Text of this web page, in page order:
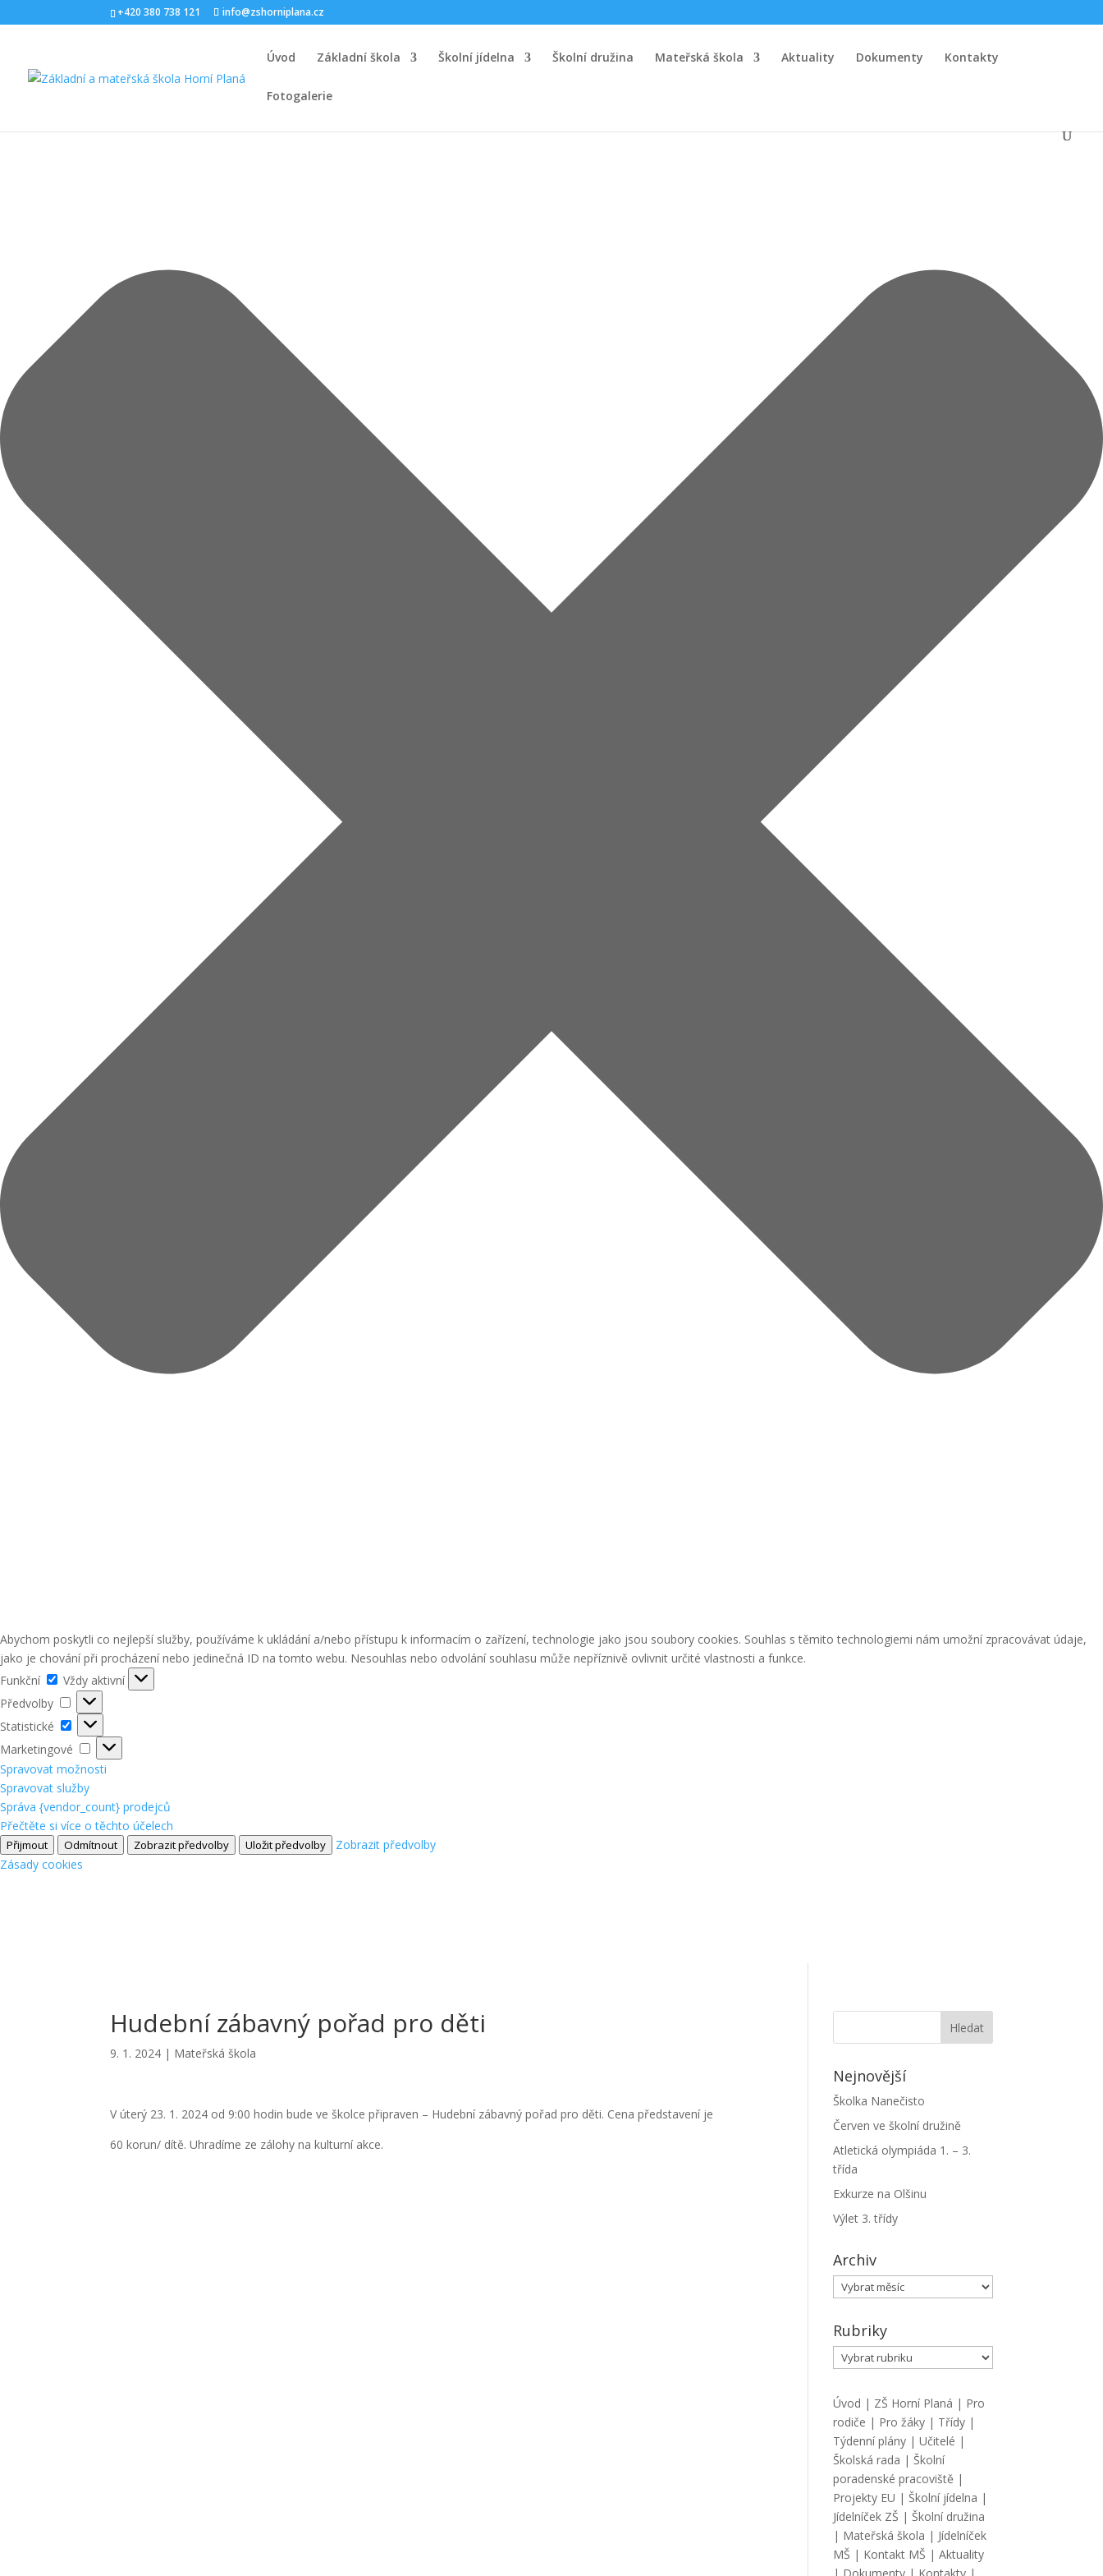
Spravovat Souhlas s cookies
Abychom poskytli co nejlepší služby, používáme k ukládání a/nebo přístupu k informacím o zařízení, technologie jako jsou soubory cookies. Souhlas s těmito technologiemi nám umožní zpracovávat údaje,
jako je chování při procházení nebo jedinečná ID na tomto webu. Nesouhlas nebo odvolání souhlasu může nepříznivě ovlivnit určité vlastnosti a funkce.
Funkční
Funkční
Vždy aktivní
Předvolby
Předvolby
Statistické
Statistické
Marketingové
Marketingové
Spravovat možnosti
Spravovat služby
Správa {vendor_count} prodejců
Přečtěte si více o těchto účelech
Přijmout Odmítnout Zobrazit předvolby Uložit předvolby
Zobrazit předvolby
Zásady cookies
+420 380 738 121 info@zshorniplana.cz
Úvod Základní škola Školní jídelna Školní družina Mateřská škola Aktuality Dokumenty Kontakty
Fotogalerie
Hudební zábavný pořad pro děti
9. 1. 2024 | Mateřská škola
V úterý 23. 1. 2024 od 9:00 hodin bude ve školce připraven – Hudební zábavný pořad pro děti. Cena představení je
60 korun/ dítě. Uhradíme ze zálohy na kulturní akce.
Nejnovější
Školka Nanečisto
Červen ve školní družině
Atletická olympiáda 1. – 3.
třída
Exkurze na Olšinu
Výlet 3. třídy
Archiv
Archiv
Rubriky
Rubriky
Úvod | ZŠ Horní Planá | Pro
rodiče | Pro žáky | Třídy |
Týdenní plány |Učitelé |
Školská rada |Školní
poradenské pracoviště |
Projekty EU |Školní jídelna |
Jídelníček ZŠ |Školní družina
| Mateřská škola | Jídelníček
MŠ | Kontakt MŠ |Aktuality